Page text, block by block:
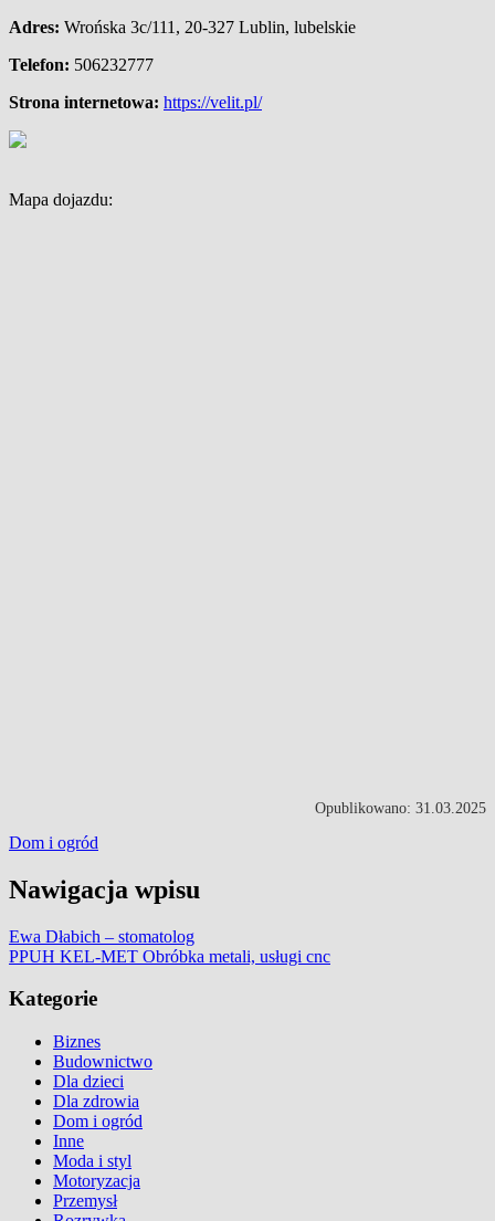
Adres: Wrońska 3c/111 , 20-327 Lublin, lubelskie
Telefon: 506232777
Strona internetowa: https://velit.pl/
Mapa dojazdu:
Opublikowano: 31.03.2025
Dom i ogród
Nawigacja wpisu
Ewa Dłabich – stomatolog
PPUH KEL-MET Obróbka metali, usługi cnc
Kategorie
Biznes
Budownictwo
Dla dzieci
Dla zdrowia
Dom i ogród
Inne
Moda i styl
Motoryzacja
Przemysł